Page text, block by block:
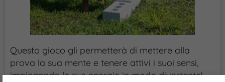
Questo gioco gli permetterà di mettere alla
prova la sua mente e tenere attivi i suoi sensi,
impiegando le sue energie in modo divertente!